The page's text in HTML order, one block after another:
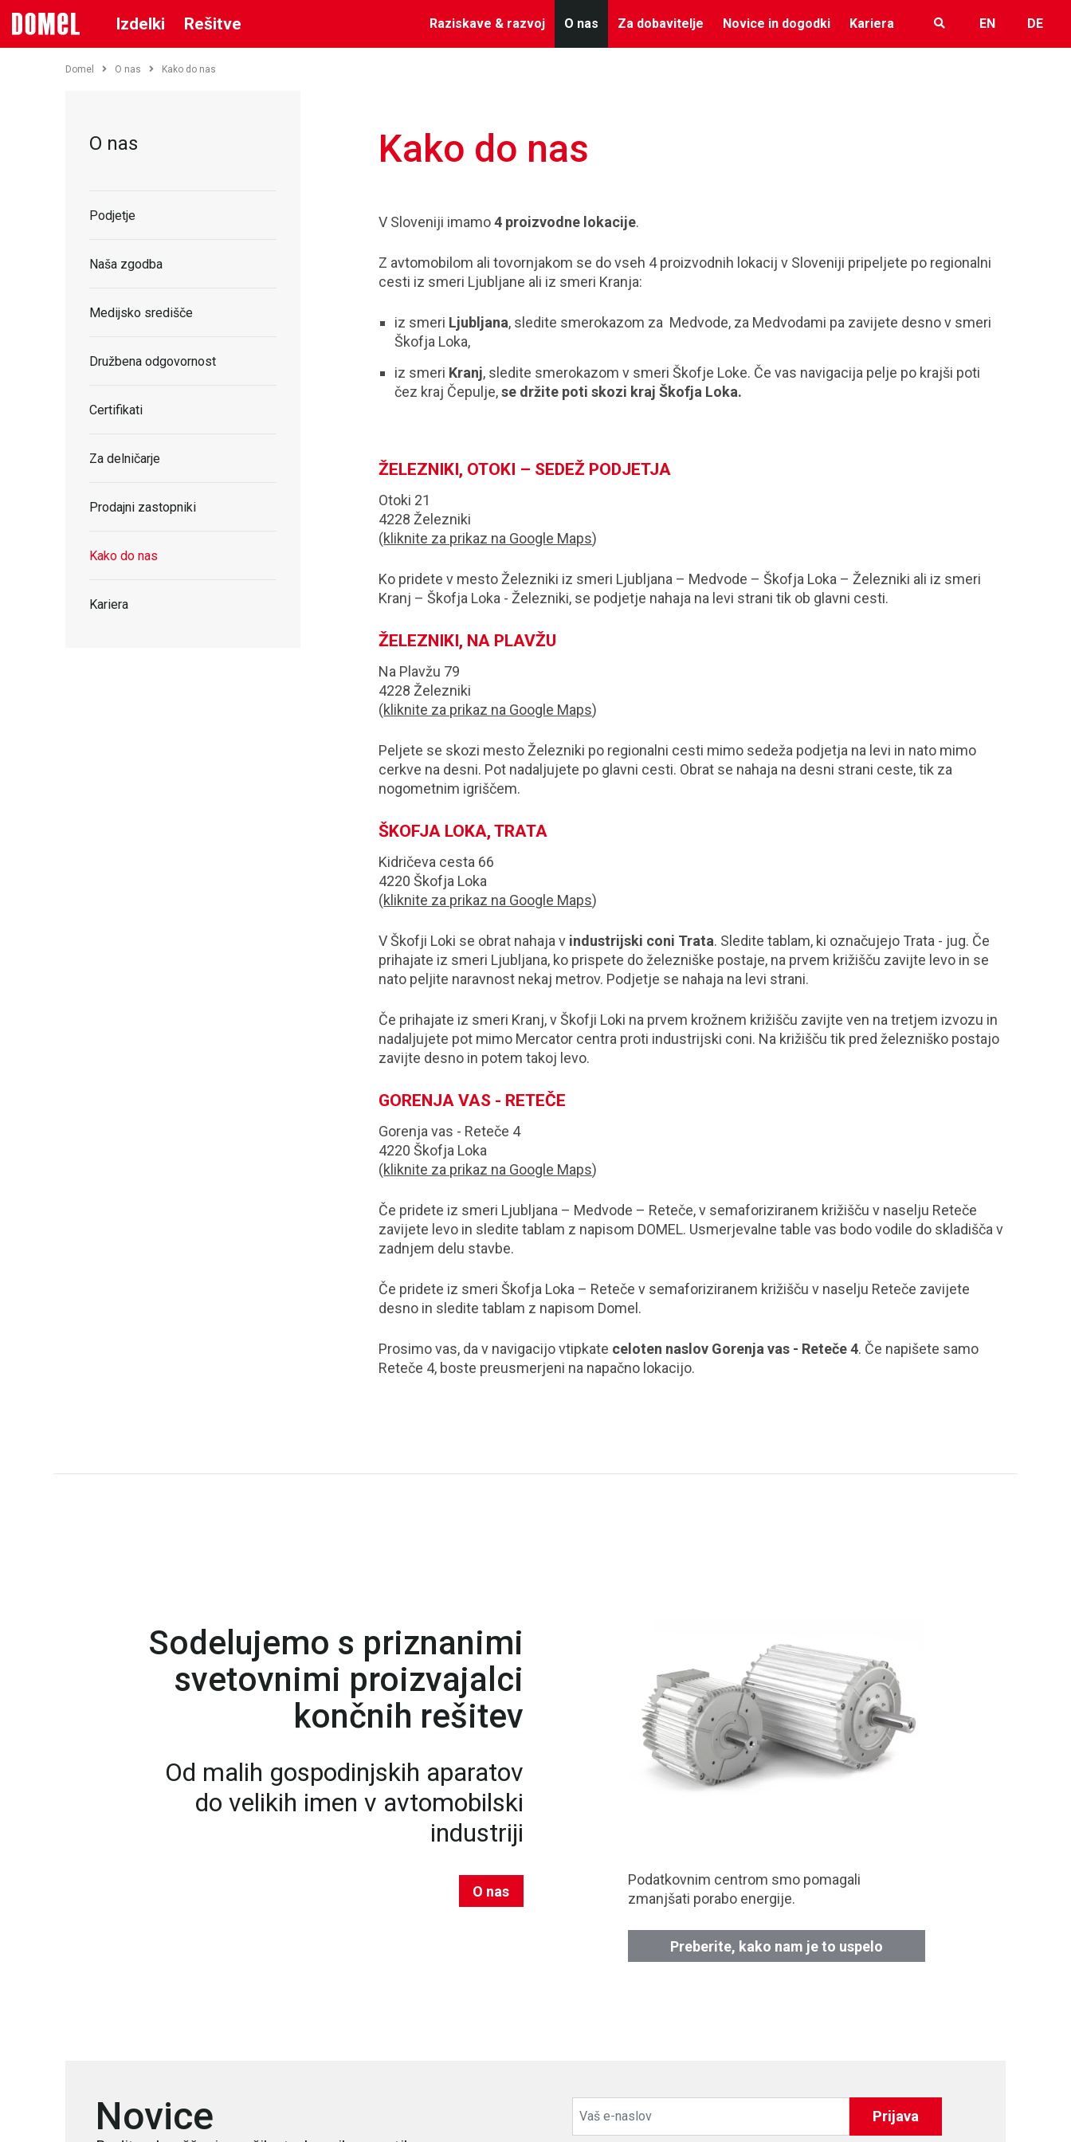
Izdelki Rešitve Raziskave & razvoj O nas Za dobavitelje Novice in dogodki Kariera EN DE
Domel O nas Kako do nas
Kako do nas
V Sloveniji imamo4 proizvodne lokacije.
Z avtomobilom ali tovornjakom se do vseh 4 proizvodnih lokacij v Sloveniji pripeljete po regionalni
cesti iz smeri Ljubljane ali iz smeri Kranja:
iz smeri Ljubljana, sledite smerokazom za Medvode, za Medvodami pa zavijete desno v smeri
Škofja Loka,
iz smeri Kranj, sledite smerokazom v smeri Škofje Loke. Če vas navigacija pelje po krajši poti
čez kraj Čepulje,se držite poti skozi kraj Škofja Loka.
ŽELEZNIKI, OTOKI – SEDEŽ PODJETJA
Otoki 21
4228 Železniki
(kliknite za prikaz na Google Maps)
Ko pridete v mesto Železniki iz smeri Ljubljana – Medvode – Škofja Loka – Železniki ali iz smeri
Kranj – Škofja Loka - Železniki, se podjetje nahaja na levi strani tik ob glavni cesti.
ŽELEZNIKI, NA PLAVŽU
Na Plavžu 79
4228 Železniki
(kliknite za prikaz na Google Maps)
Peljete se skozi mesto Železniki po regionalni cesti mimo sedeža podjetja na levi in nato mimo
cerkve na desni. Pot nadaljujete po glavni cesti. Obrat se nahaja na desni strani ceste, tik za
nogometnim igriščem.
ŠKOFJA LOKA, TRATA
Kidričeva cesta 66
4220 Škofja Loka
(kliknite za prikaz na Google Maps)
V Škofji Loki se obrat nahaja v industrijski coni Trata. Sledite tablam, ki označujejo Trata - jug. Če
prihajate iz smeri Ljubljana, ko prispete do železniške postaje, na prvem križišču zavijte levo in se
nato peljite naravnost nekaj metrov. Podjetje se nahaja na levi strani.
Če prihajate iz smeri Kranj, v Škofji Loki na prvem krožnem križišču zavijte ven na tretjem izvozu in
nadaljujete pot mimo Mercator centra proti industrijski coni. Na križišču tik pred železniško postajo
zavijte desno in potem takoj levo.
GORENJA VAS - RETEČE
Gorenja vas - Reteče 4
4220 Škofja Loka
(kliknite za prikaz na Google Maps)
Če pridete iz smeri Ljubljana – Medvode – Reteče, v semaforiziranem križišču v naselju Reteče
zavijete levo in sledite tablam z napisom DOMEL. Usmerjevalne table vas bodo vodile do skladišča v
zadnjem delu stavbe.
Če pridete iz smeri Škofja Loka – Reteče v semaforiziranem križišču v naselju Reteče zavijete
desno in sledite tablam z napisom Domel.
Prosimo vas, da v navigacijo vtipkate celoten naslov Gorenja vas - Reteče 4. Če napišete samo
Reteče 4, boste preusmerjeni na napačno lokacijo.
O nas
Podjetje
Naša zgodba
Medijsko središče
Družbena odgovornost
Certifikati
Za delničarje
Prodajni zastopniki
Kako do nas
Kariera
Sodelujemo s priznanimi
svetovnimi proizvajalci
končnih rešitev
Od malih gospodinjskih aparatov
do velikih imen v avtomobilski
industriji
O nas
Podatkovnim centrom smo pomagali
zmanjšati porabo energije.
Preberite, kako nam je to uspelo
Novice Prijava